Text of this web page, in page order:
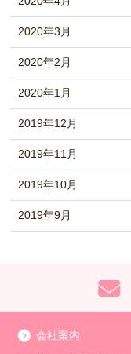
2020年3月
2020年2月
2020年1月
2019年12月
2019年11月
2019年10月
2019年9月
会社案内